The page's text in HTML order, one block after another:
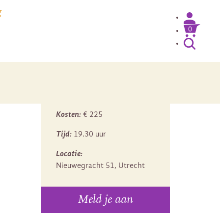
0
Kosten:€ 225
Tijd:19.30 uur
Locatie:
Nieuwegracht 51, Utrecht
Meld je aan